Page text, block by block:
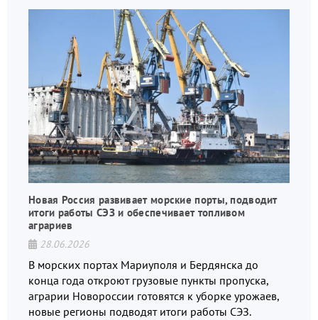
Новая Россия развивает морские порты, подводит
итоги работы СЭЗ и обеспечивает топливом
аграриев
28.06.2026
В морских портах Мариуполя и Бердянска до
конца года откроют грузовые пункты пропуска,
аграрии Новороссии готовятся к уборке урожаев,
новые регионы подводят итоги работы СЭЗ.